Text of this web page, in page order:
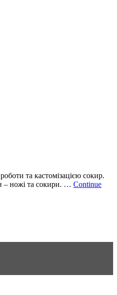
та кастомізацією сокир.
– ножі та сокири. … Continue